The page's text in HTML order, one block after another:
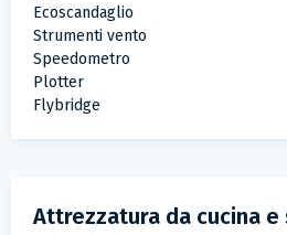
Ecoscandaglio
Strumenti vento
Speedometro
Plotter
Flybridge
Attrezzatura da cucina e spazio abitativo